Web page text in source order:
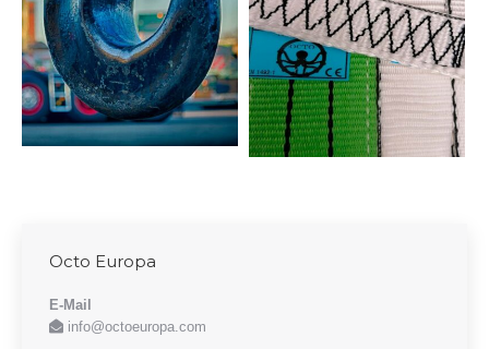
Octo Europa
E-Mail
info@octoeuropa.com